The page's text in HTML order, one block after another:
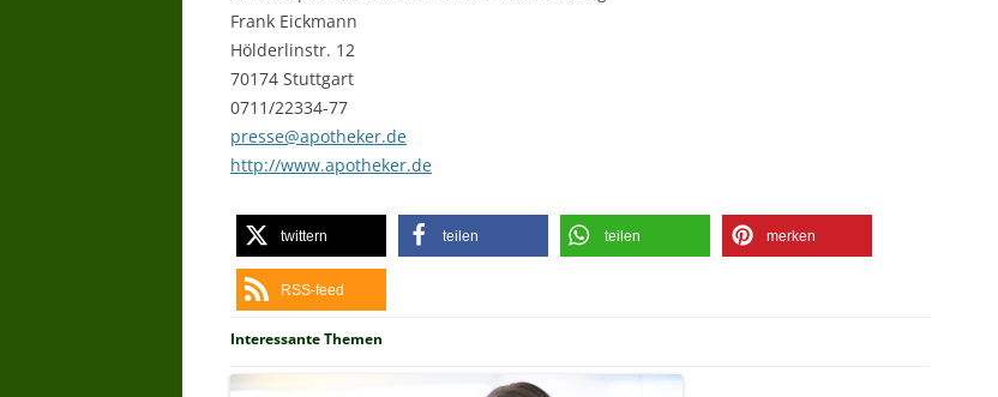
Frank Eickmann
Hölderlinstr. 12
70174 Stuttgart
0711/22334-77
presse@apotheker.de
http://www.apotheker.de
twittern teilen teilen merken
RSS-feed
Interessante Themen